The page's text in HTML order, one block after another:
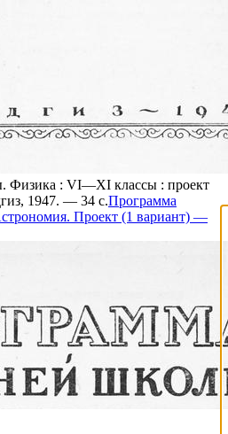
Физика : VI—XI классы : проект
1947. — 34 с.Программа
Проект (1 вариант) —